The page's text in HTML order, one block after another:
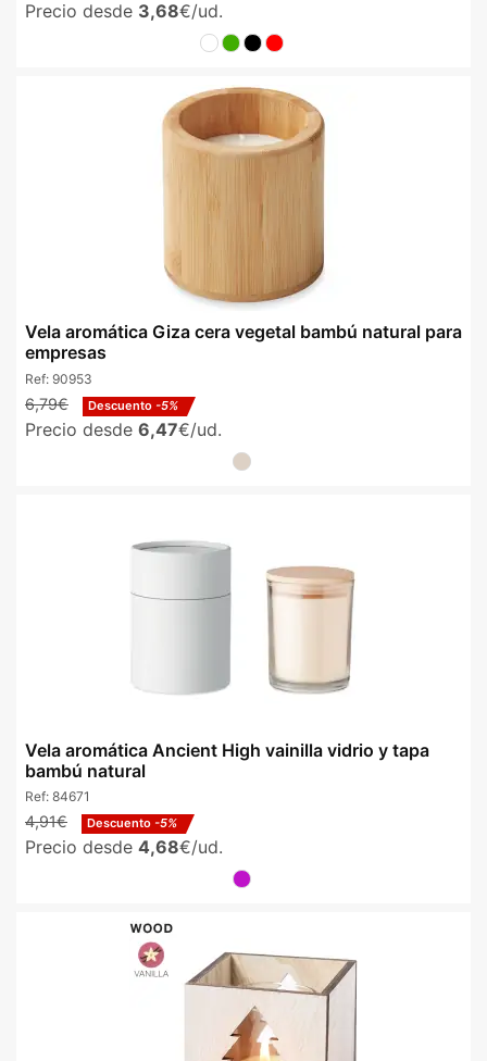
Precio desde 3,68€/ud.
Vela aromática Giza cera vegetal bambú natural para
empresas
Ref: 90953
6,79€ Descuento -5%
Precio desde 6,47€/ud.
Vela aromática Ancient High vainilla vidrio y tapa
bambú natural
Ref: 84671
4,91€ Descuento -5%
Precio desde 4,68€/ud.